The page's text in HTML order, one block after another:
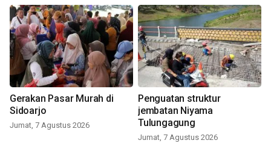
Gerakan Pasar Murah di
Sidoarjo
Jumat, 7 Agustus 2026
Penguatan struktur
jembatan Niyama
Tulungagung
Jumat, 7 Agustus 2026